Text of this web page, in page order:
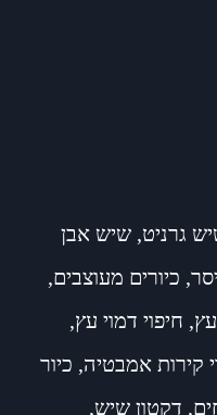
גרניט, שיש אבן
, כיורים מעוצבים,
, חיפוי דמוי עץ,
קירות אמבטיה, כיור
, דקטון שיש,